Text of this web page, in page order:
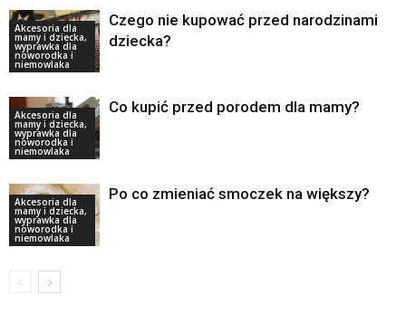
Akcesoria dla
mamy i dziecka,
wyprawka dla
noworodka i
niemowlaka
Czego nie kupować przed narodzinami
dziecka?
Akcesoria dla
mamy i dziecka,
wyprawka dla
noworodka i
niemowlaka
Co kupić przed porodem dla mamy?
Akcesoria dla
mamy i dziecka,
wyprawka dla
noworodka i
niemowlaka
Po co zmieniać smoczek na większy?